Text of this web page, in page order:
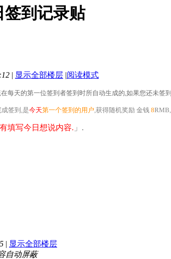
签到记录贴
| 显示全部楼层 |阅读模式
每天的第一位签到者签到时所自动生成的,如果您还未签到,
成签到,是今天第一个签到的用户 ,获得随机奖励 金钱 8RMB
填写今日想说内容. 」.
| 显示全部楼层
自动屏蔽